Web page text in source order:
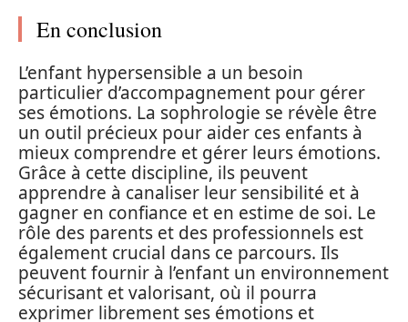
En conclusion
L’enfant hypersensible a un besoin
particulier d’accompagnement pour gérer
ses émotions. La sophrologie se révèle être
un outil précieux pour aider ces enfants à
mieux comprendre et gérer leurs émotions.
Grâce à cette discipline, ils peuvent
apprendre à canaliser leur sensibilité et à
gagner en confiance et en estime de soi. Le
rôle des parents et des professionnels est
également crucial dans ce parcours. Ils
peuvent fournir à l’enfant un environnement
sécurisant et valorisant, où il pourra
exprimer librement ses émotions et